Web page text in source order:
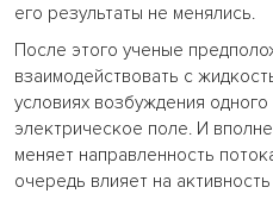
его результаты не менялись.
После этого ученые
взаимодействовать с
условиях возбуждения
электрическое поле. И
меняет направленность
очередь влияет на